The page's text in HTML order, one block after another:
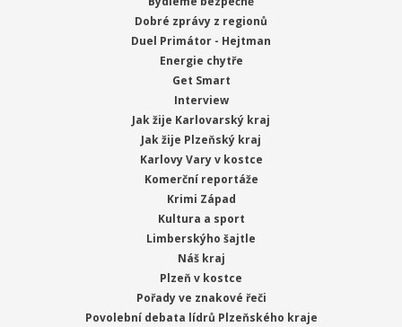
Dobré zprávy z regionů
Duel Primátor - Hejtman
Energie chytře
Get Smart
Interview
Jak žije Karlovarský kraj
Jak žije Plzeňský kraj
Karlovy Vary v kostce
Komerční reportáže
Krimi Západ
Kultura a sport
Limberskýho šajtle
Náš kraj
Plzeň v kostce
Pořady ve znakové řeči
Povolební debata lídrů Plzeňského kraje